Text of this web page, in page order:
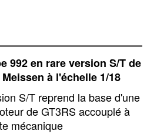
992 en rare version S/T de
à l'échelle 1/18
S/T reprend la base d'une
de GT3RS accouplé à
mécanique